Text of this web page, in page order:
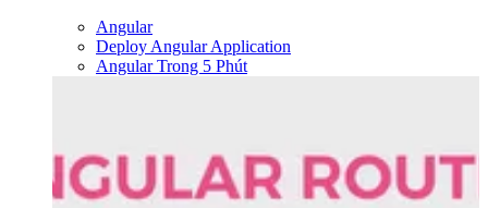
Angular
Deploy Angular Application
Angular Trong 5 Phút